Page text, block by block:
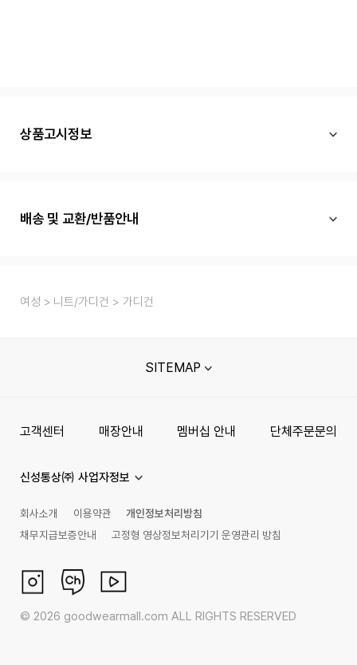
상품고시정보
배송 및 교환/반품안내
여성 니트/가디건 가디건
SITEMAP
고객센터 매장안내 멤버십 안내 단체주문문의
신성통상㈜ 사업자정보
회사소개 이용약관
개인정보처리방침
채무지급보증안내
고정형 영상정보처리기기 운영관리 방침
© 2026 goodwearmall.com ALL RIGHTS RESERVED